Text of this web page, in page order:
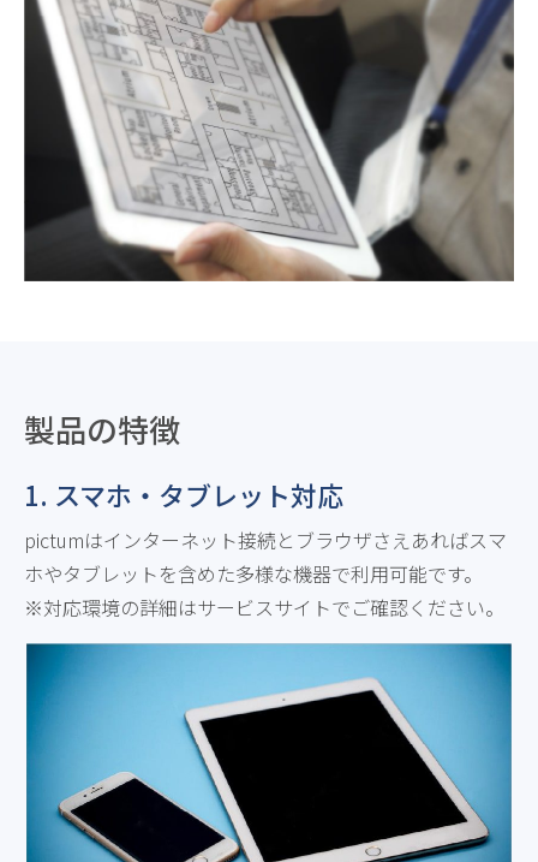
製品の特徴
1. スマホ・タブレット対応
pictumはインターネット接続とブラウザさえあればスマ
ホやタブレットを含めた多様な機器で利用可能です。
対応環境の詳細はサービスサイトでご確認ください。